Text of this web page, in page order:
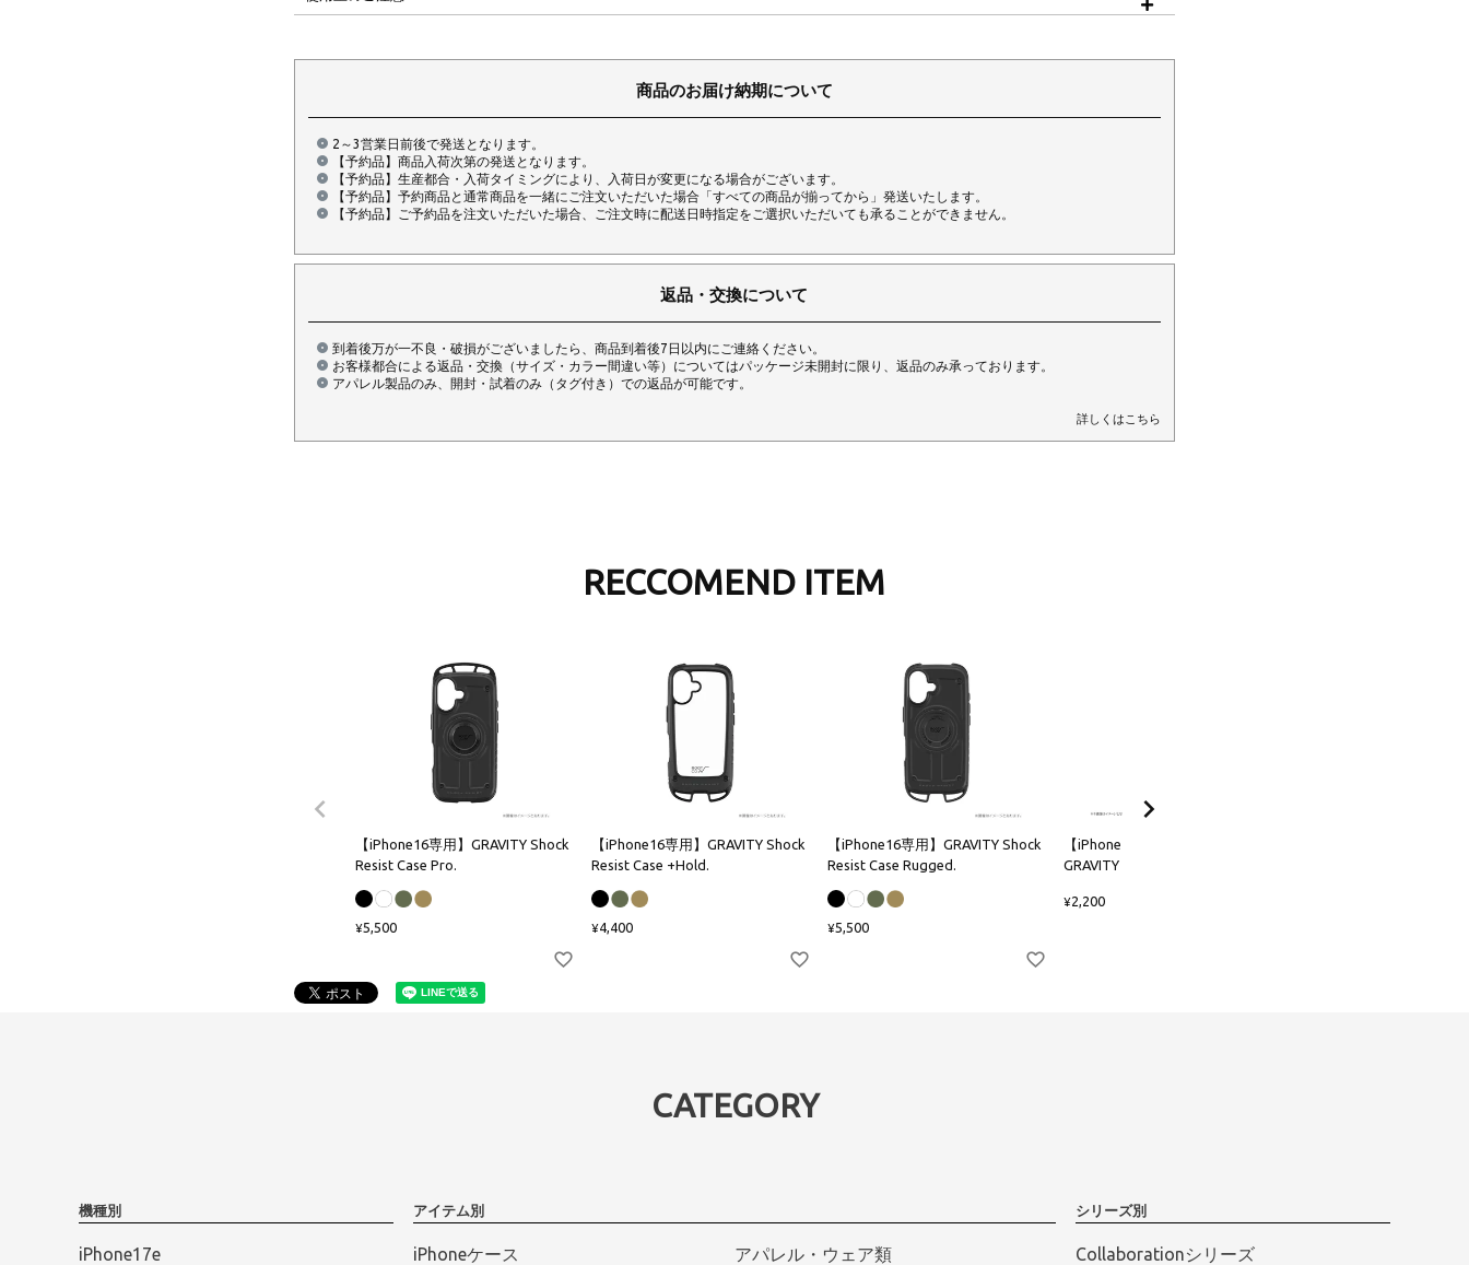
商品のお届け納期について
2～3営業日前後で発送となります。
【予約品】商品入荷次第の発送となります。
【予約品】生産都合・入荷タイミングにより、入荷日が変更になる場合がございます。
【予約品】予約商品と通常商品を一緒にご注文いただいた場合「すべての商品が揃ってから」発送いたします。
【予約品】ご予約品を注文いただいた場合、ご注文時に配送日時指定をご選択いただいても承ることができません。
返品・交換について
到着後万が一不良・破損がございましたら、商品到着後7日以内にご連絡ください。
お客様都合による返品・交換（サイズ・カラー間違い等）についてはパッケージ未開封に限り、返品のみ承っております。
アパレル製品のみ、開封・試着のみ（タグ付き）での返品が可能です。
詳しくはこちら
RECCOMEND ITEM
【iPhone16専用】GRAVITY Shock
Resist Case Pro.
¥5,500
【iPhone16専用】GRAVITY Shock
Resist Case +Hold.
¥4,400
【iPhone16専用】GRAVITY Shock
Resist Case Rugged.
¥5,500
【iPhone16/iPhone15専用】
GRAVITY Tempered Glass Film
¥2,200
CATEGORY
機種別
iPhone17e
アイテム別
iPhoneケース
アパレル・ウェア類
シリーズ別
Collaborationシリーズ